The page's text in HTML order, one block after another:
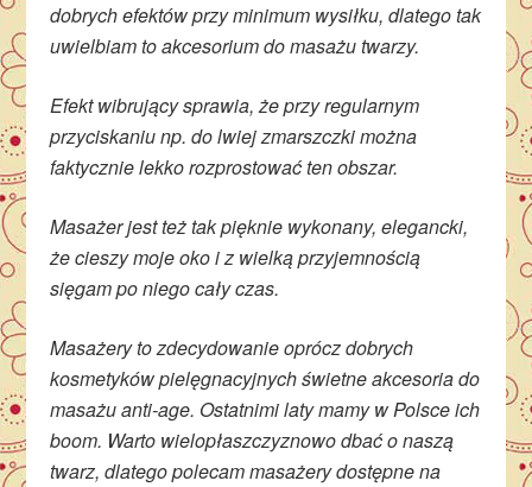
dobrych efektów przy minimum wysiłku, dlatego tak
uwielbiam to akcesorium do masażu twarzy.
Efekt wibrujący sprawia, że przy regularnym
przyciskaniu np. do lwiej zmarszczki można
faktycznie lekko rozprostować ten obszar.
Masażer jest też tak pięknie wykonany, elegancki,
że cieszy moje oko i z wielką przyjemnością
sięgam po niego cały czas.
Masażery to zdecydowanie oprócz dobrych
kosmetyków pielęgnacyjnych świetne akcesoria do
masażu anti-age. Ostatnimi laty mamy w Polsce ich
boom. Warto wielopłaszczyznowo dbać o naszą
twarz, dlatego polecam masażery dostępne na